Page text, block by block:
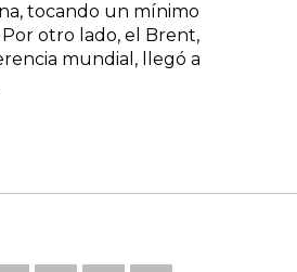
tocando un mínimo
Por otro lado, el Brent,
mundial, llegó a